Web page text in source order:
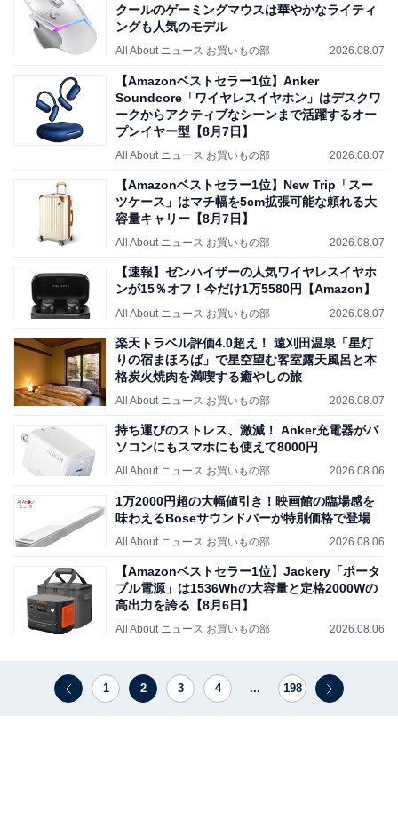
クールのゲーミングマウスは華やかなライティ
ングも人気のモデル
All About ニュース お買いもの部 2026.08.07
【Amazonベストセラー1位】Anker
Soundcore「ワイヤレスイヤホン」はデスクワ
ークからアクティブなシーンまで活躍するオー
プンイヤー型【8月7日】
All About ニュース お買いもの部 2026.08.07
【Amazonベストセラー1位】New Trip「スー
ツケース」はマチ幅を5cm拡張可能な頼れる大
容量キャリー【8月7日】
All About ニュース お買いもの部 2026.08.07
【速報】ゼンハイザーの人気ワイヤレスイヤホ
ンが15％オフ！今だけ1万5580円【Amazon】
All About ニュース お買いもの部 2026.08.07
楽天トラベル評価4.0超え！ 遠刈田温泉「星灯
りの宿まほろば」で星空望む客室露天風呂と本
格炭火焼肉を満喫する癒やしの旅
All About ニュース お買いもの部 2026.08.07
持ち運びのストレス、激減！ Anker充電器がパ
ソコンにもスマホにも使えて8000円
All About ニュース お買いもの部 2026.08.06
1万2000円超の大幅値引き！映画館の臨場感を
味わえるBoseサウンドバーが特別価格で登場
All About ニュース お買いもの部 2026.08.06
【Amazonベストセラー1位】Jackery「ポータ
ブル電源」は1536Whの大容量と定格2000Wの
高出力を誇る【8月6日】
All About ニュース お買いもの部 2026.08.06
1 2 3 4 ... 198